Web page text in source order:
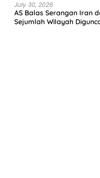
July 30, 2026
AS Balas Serangan Iran
Sejumlah Wilayah